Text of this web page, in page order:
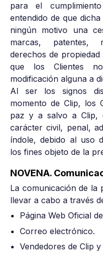
para el
entendido de que
ningún motivo una
marcas, patentes,
derechos de
que los Clientes
modificación alguna a
Al ser los signos
momento de Clip, los
paz y a salvo a Clip,
carácter civil, penal,
índole, debido al uso
los fines objeto de la
NOVENA.
La comunicación de la
llevar a cabo a través
Página Web Oficial
Correo electrónico.
Vendedores de Clip